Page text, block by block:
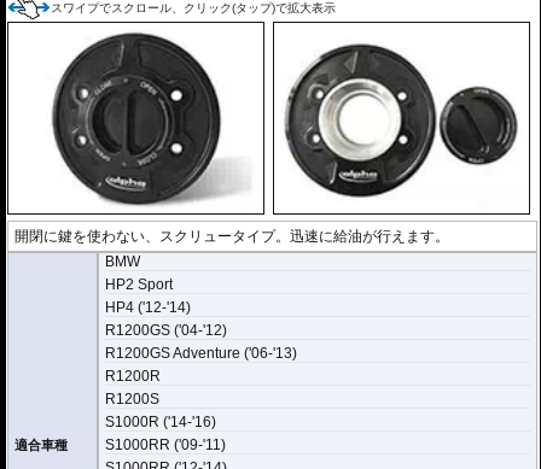
スワイプでスクロール、クリック(タップ)で拡大表示
開閉に鍵を使わない、スクリュータイプ。迅速に給油が行えます。
適合車種
BMW
HP2 Sport
HP4 ('12-'14)
R1200GS ('04-'12)
R1200GS Adventure ('06-'13)
R1200R
R1200S
S1000R ('14-'16)
S1000RR ('09-'11)